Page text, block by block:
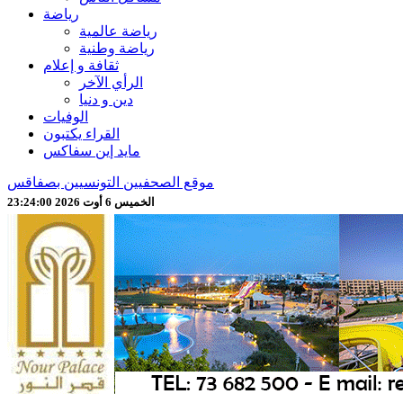
رياضة
رياضة عالمية
رياضة وطنية
ثقافة و إعلام
الرأي الآخر
دين و دنيا
الوفيات
القراء يكتبون
مايد إين سفاكس
موقع الصحفيين التونسيين بصفاقس
الخميس 6 أوت 2026 23:24:02